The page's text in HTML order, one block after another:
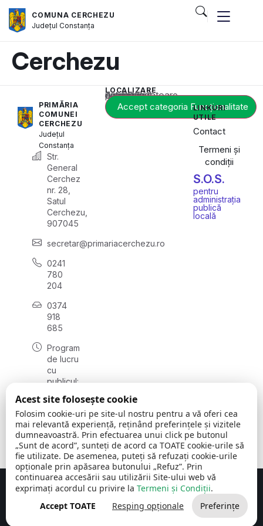
COMUNA CERCHEZU
JudețulConstanța
Cerchezu
PRIMĂRIA
COMUNEI
CERCHEZU
Județul
Constanța
Str.
General
Cerchez
nr. 28,
Satul
Cerchezu,
907045
secretar@primariacerchezu.ro
0241
780
204
0374
918
685
Program
de lucru
cu
publicul:
08:00 -
16:30
, vineri:
08:00 -
14:00
LOCALIZARE
Acest conținut este blocat până când acceptați categoria corespunzătoare de cookie-uri.
Accept categoria Funcționalitate
LINKURI
UTILE
Contact
Termeni și
condiții
S.O.S.
pentru
administrația
publică
locală
Comuna Cerchezu © 2026Toate drepturile rezervate
Concept realizat de Big Media Relații Publice SRL
Acest site folosește cookie
Folosim cookie-uri pe site-ul nostru pentru a vă oferi cea
mai relevantă experiență, reținând preferințele și vizitele
dumneavoastră. Prin efectuarea unui click pe butonul
„Sunt de acord”, sunteți de acord ca TOATE cookie-urile să
fie utilizate. De asemenea, puteți să refuzați cookie-urile
opționale prin apăsarea butonului „Refuz”. Prin
continuarea accesării sau utilizării Site-ului web vă
exprimați acordul cu privire la Termeni și Condiții.
Accept TOATE
Resping opționale Preferințe